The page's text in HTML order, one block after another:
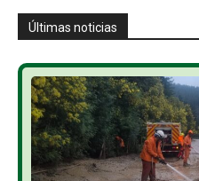
Últimas noticias